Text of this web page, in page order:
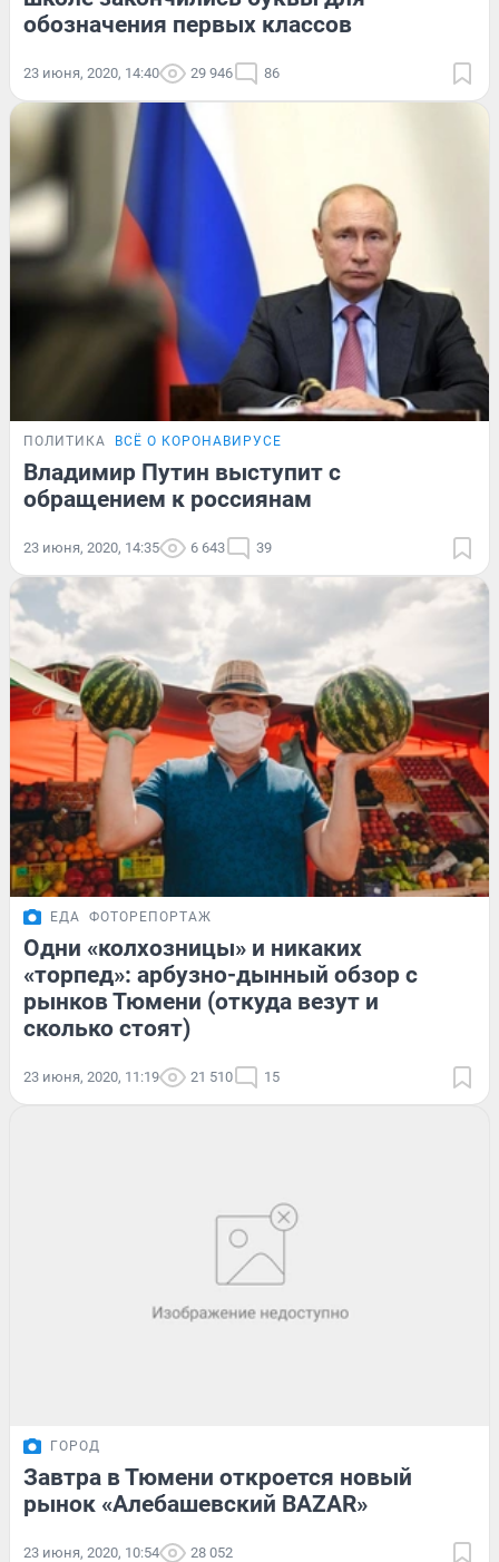
обозначения первых классов
23 июня, 2020, 14:40 29 946 86
ПОЛИТИКА ВСЁ О КОРОНАВИРУСЕ
Владимир Путин выступит с
обращением к россиянам
23 июня, 2020, 14:35 6 643 39
ЕДА ФОТОРЕПОРТАЖ
Одни «колхозницы» и никаких
«торпед»: арбузно-дынный обзор с
рынков Тюмени (откуда везут и
сколько стоят)
23 июня, 2020, 11:19 21 510 15
ГОРОД
Завтра в Тюмени откроется новый
рынок «Алебашевский BAZAR»
23 июня, 2020, 10:54 28 052